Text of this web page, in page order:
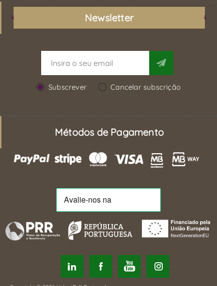
Newsletter
Subscrever Cancelar subscrição
Métodos de Pagamento